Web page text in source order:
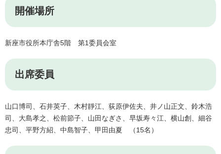
開催場所
新座市役所本庁舎5階 第1委員会室
出席委員
山口博司、石井英子、木村靜江、荻原伊佐夫、井ノ山正文、鈴木浩
司、大島孝之、松前節子、山田なぎさ、早坂寿々江、横山創、細谷
忠司、平野方紹、中島智子、甲田由夏 （15名）